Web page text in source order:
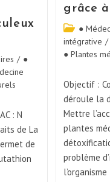
/ ●
: N
de La
de
grâce
●
intégrative /
● Plantes
Objectif :
déroule la
Mettre
plantes
problème